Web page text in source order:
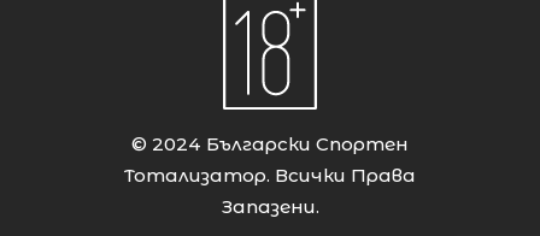
© 2024 Български Спортен
Тотализатор. Всички Права
Запазени.